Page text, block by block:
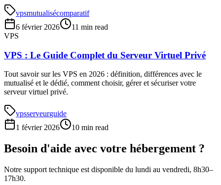
vpsmutualisécomparatif
6 février 2026
11 min read
VPS
VPS : Le Guide Complet du Serveur Virtuel Privé
Tout savoir sur les VPS en 2026 : définition, différences avec le
mutualisé et le dédié, comment choisir, gérer et sécuriser votre
serveur virtuel privé.
vpsserveurguide
1 février 2026
10 min read
Besoin d'aide avec votre hébergement ?
Notre support technique est disponible du lundi au vendredi, 8h30–
17h30.